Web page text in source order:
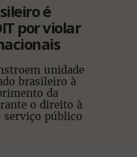
é
por violar
unidade
brasileiro à
da
o direito à
serviço público